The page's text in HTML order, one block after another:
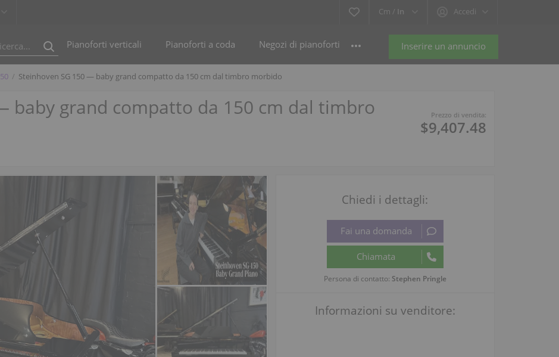
Cm / In Accedi
Inserire un annuncio
Pianoforti verticali Pianoforti a coda Negozi di pianoforti
Steinhoven SG 150 — baby grand compatto da 150 cm dal timbro morbido
baby grand compatto da 150 cm dal timbro Prezzo di vendita:
$9,407.48
Chiedi i dettagli:
Persona di contatto: Stephen Pringle
Informazioni su venditore: